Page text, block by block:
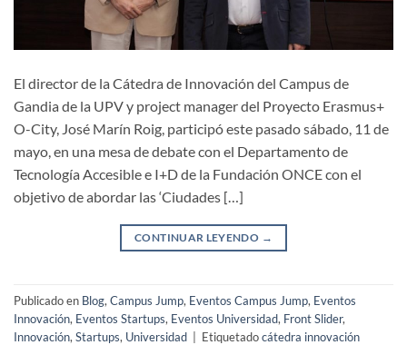
El director de la Cátedra de Innovación del Campus de
Gandia de la UPV y project manager del Proyecto Erasmus+
O-City, José Marín Roig, participó este pasado sábado, 11 de
mayo, en una mesa de debate con el Departamento de
Tecnología Accesible e I+D de la Fundación ONCE con el
objetivo de abordar las ‘Ciudades […]
CONTINUAR LEYENDO →
Publicado en Blog, Campus Jump, Eventos Campus Jump, Eventos
Innovación, Eventos Startups, Eventos Universidad, Front Slider,
Innovación, Startups, Universidad Etiquetadocátedra innovación